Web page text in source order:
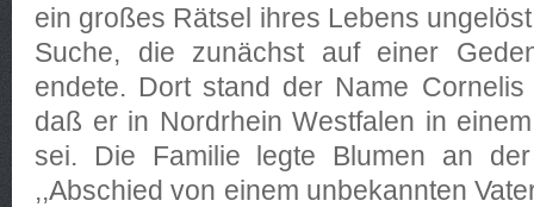
ein großes Rätsel ihres Lebens
Suche, die zunächst auf einer
endete. Dort stand der Name
daß er in Nordrhein Westfalen in
sei. Die Familie legte Blumen an der
,,Abschied von einem unbekannten